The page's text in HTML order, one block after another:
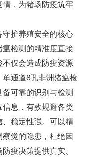
，为猪场防疫筑牢
守护养殖安全的核心
瘟检测的精准度直接
不仅会造成防疫资源
通道8孔非洲猪瘟检
可靠的识别与检测
信息，有效规避各类
、稳定性强。可以精
觉的隐患，杜绝因
疫决策提供真实、